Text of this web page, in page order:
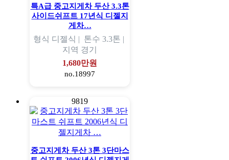
특A급 중고지게차 두산 3.3톤
사이드쉬프트 17년식 디젤지
게차…
형식 디젤식 | 톤수 3.3톤 |
지역 경기
1,680만원
no.18997
9819
중고지게차 두산 3톤 3단마스